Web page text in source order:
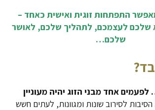
התפתחות זוגית ואישית כאחד –
שלכם לעצמכם, לתהליך שלכם, לאושר
שלכם…
אחד מבני הזוג יהיה מעוניין
הסיבות לסירוב שונות ומגוונות, לעתים חשש